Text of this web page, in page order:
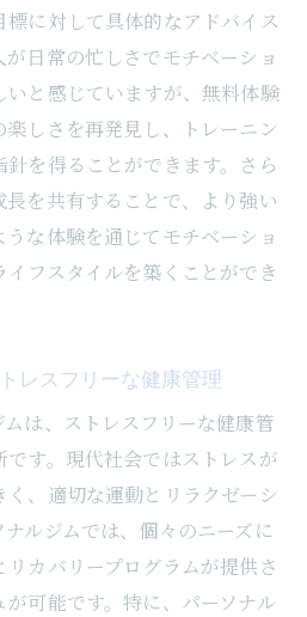
る最新のフィットネス設備
開く新たなフィットネスの
で得られる新しい挑戦の機
無料体験でライフスタイル
改善に向けた具体的ステッ
がサポートする生活習慣改
る健康的な変化
もたらす持続可能なライフ
標に対して具体的なアドバイス
日常の忙しさでモチベーショ
いと感じていますが、無料体験
しさを再発見し、トレーニン
を得ることができます。さら
を共有することで、より強い
な体験を通じてモチベーショ
フスタイルを築くことができ
レスフリーな健康管理
は、ストレスフリーな健康管
す。現代社会ではストレスが
、適切な運動とリラクゼーシ
ルジムでは、個々のニーズに
カバリープログラムが提供さ
可能です。特に、パーソナル